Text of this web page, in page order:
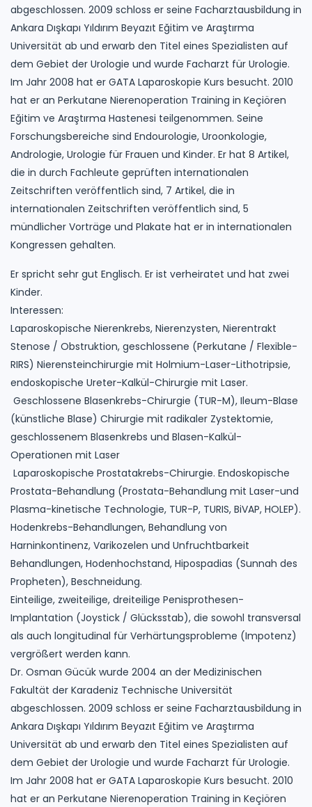
abgeschlossen. 2009 schloss er seine Facharztausbildung in
Ankara Dışkapı Yıldırım Beyazıt Eğitim ve Araştırma
Universität ab und erwarb den Titel eines Spezialisten auf
dem Gebiet der Urologie und wurde Facharzt für Urologie.
Im Jahr 2008 hat er GATA Laparoskopie Kurs besucht. 2010
hat er an Perkutane Nierenoperation Training in Keçiören
Eğitim ve Araştırma Hastenesi teilgenommen. Seine
Forschungsbereiche sind Endourologie, Uroonkologie,
Andrologie, Urologie für Frauen und Kinder. Er hat 8 Artikel,
die in durch Fachleute geprüften internationalen
Zeitschriften veröffentlich sind, 7 Artikel, die in
internationalen Zeitschriften veröffentlich sind, 5
mündlicher Vorträge und Plakate hat er in internationalen
Kongressen gehalten.
Er spricht sehr gut Englisch. Er ist verheiratet und hat zwei
Kinder.
Interessen:
Laparoskopische Nierenkrebs, Nierenzysten, Nierentrakt
Stenose / Obstruktion, geschlossene (Perkutane / Flexible-
RIRS) Nierensteinchirurgie mit Holmium-Laser-Lithotripsie,
endoskopische Ureter-Kalkül-Chirurgie mit Laser.
Geschlossene Blasenkrebs-Chirurgie (TUR-M), Ileum-Blase
(künstliche Blase) Chirurgie mit radikaler Zystektomie,
geschlossenem Blasenkrebs und Blasen-Kalkül-
Operationen mit Laser
Laparoskopische Prostatakrebs-Chirurgie. Endoskopische
Prostata-Behandlung (Prostata-Behandlung mit Laser-und
Plasma-kinetische Technologie, TUR-P, TURIS, BiVAP, HOLEP).
Hodenkrebs-Behandlungen, Behandlung von
Harninkontinenz, Varikozelen und Unfruchtbarkeit
Behandlungen, Hodenhochstand, Hipospadias (Sunnah des
Propheten), Beschneidung.
Einteilige, zweiteilige, dreiteilige Penisprothesen-
Implantation (Joystick / Glücksstab), die sowohl transversal
als auch longitudinal für Verhärtungsprobleme (Impotenz)
vergrößert werden kann.
Dr. Osman Gücük wurde 2004 an der Medizinischen
Fakultät der Karadeniz Technische Universität
abgeschlossen. 2009 schloss er seine Facharztausbildung in
Ankara Dışkapı Yıldırım Beyazıt Eğitim ve Araştırma
Universität ab und erwarb den Titel eines Spezialisten auf
dem Gebiet der Urologie und wurde Facharzt für Urologie.
Im Jahr 2008 hat er GATA Laparoskopie Kurs besucht. 2010
hat er an Perkutane Nierenoperation Training in Keçiören